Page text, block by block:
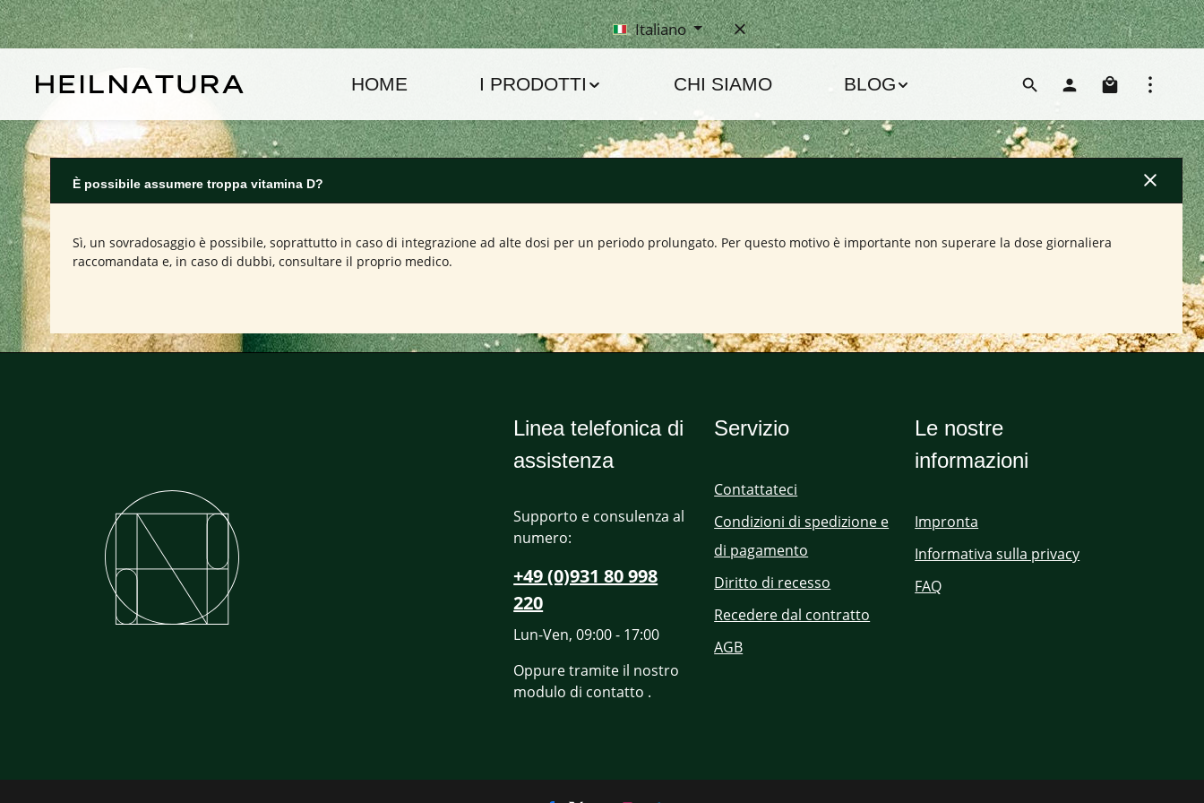
al contenuto principale
Passa alla navigazione principale Italiano
HOME I PRODOTTI CHI SIAMO BLOG Il
È possibile assumere troppa vitamina D?
Sì, un sovradosaggio è possibile, soprattutto in caso di integrazione ad alte dosi per un periodo prolungato. Per questo motivo è importante non superare la dose giornaliera
raccomandata e, in caso di dubbi, consultare il proprio medico.
Linea telefonica di
assistenza
Supporto e consulenza al
numero:
+49 (0)931 80 998
220
Lun-Ven, 09:00 - 17:00
Oppure tramite il nostro
modulo di contatto .
Servizio
Contattateci
Condizioni di spedizione e
di pagamento
Diritto di recesso
Recedere dal contratto
AGB
Le nostre
informazioni
Impronta
Informativa sulla privacy
FAQ